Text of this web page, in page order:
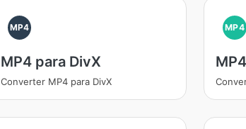
MP4
MP4 para DivX
Converter MP4 para DivX
MP4